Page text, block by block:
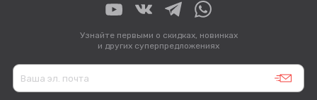
Узнайте первыми о скидках, новинках
и других суперпредложениях